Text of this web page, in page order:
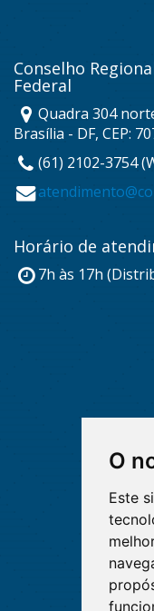
O
Este
Conselho
Federal
Quadra 304
Brasília - DF, CEP:
(61) 2102-3754
Horário de
7h às 17h